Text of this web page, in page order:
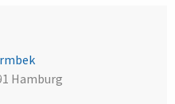
Hamburg